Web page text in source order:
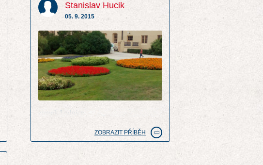
Stanislav Hucik
05. 9. 2015
zamek Lednice
ZOBRAZIT PŘÍBĚH